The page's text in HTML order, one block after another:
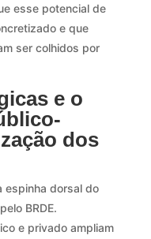
esse potencial de
e que
ser colhidos por
e o
dos
espinha dorsal do
BRDE.
e privado ampliam